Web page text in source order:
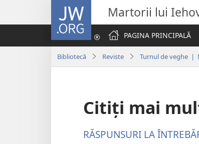
JW.ORG Martorii lui
PAGINA PRINCIPALĂ
Bibliotecă Reviste Turnul de veghe |
Citiți mai
RĂSPUNSURI LA